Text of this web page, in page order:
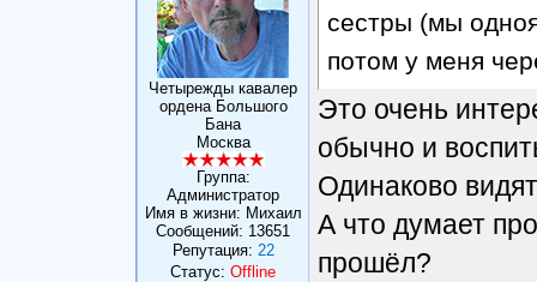
Четырежды кавалер
ордена Большого
Бана
Москва
Группа:
Администратор
Имя в жизни: Михаил
Сообщений: 13651
Репутация: 22
Статус: Offline
сестры (мы
потом у меня
Это очень
обычно и
Одинаково
А что думает
прошёл?